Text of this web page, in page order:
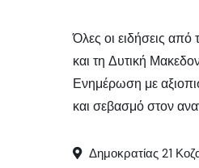
Όλες οι ειδήσεις από
και τη Δυτική
Ενημέρωση με
και σεβασμό στον
Δημοκρατίας 21